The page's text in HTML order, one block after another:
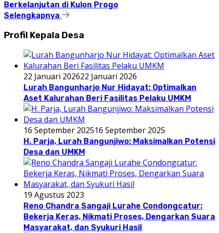
Berkelanjutan di Kulon Progo
Selengkapnya
Profil Kepala Desa
22 Januari 202622 Januari 2026
Lurah Bangunharjo Nur Hidayat: Optimalkan
Aset Kalurahan Beri Fasilitas Pelaku UMKM
16 September 202516 September 2025
H. Parja, Lurah Bangunjiwo: Maksimalkan Potensi
Desa dan UMKM
19 Agustus 2023
Reno Chandra Sangaji Lurahe Condongcatur:
Bekerja Keras, Nikmati Proses, Dengarkan Suara
Masyarakat, dan Syukuri Hasil